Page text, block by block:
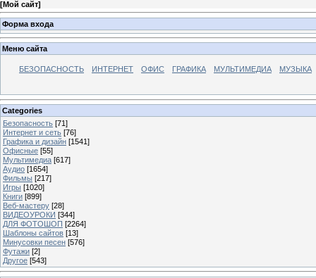
[Мой сайт]
Форма входа
Меню сайта
БЕЗОПАСНОСТЬ ИНТЕРНЕТ ОФИС ГРАФИКА МУЛЬТИМЕДИА МУЗЫКА
Categories
Безопасность [71]
Интернет и сеть [76]
Графика и дизайн [1541]
Офисные [55]
Мультимедиа [617]
Аудио [1654]
Фильмы [217]
Игры [1020]
Книги [899]
Веб-мастеру [28]
ВИДЕОУРОКИ [344]
ДЛЯ ФОТОШОП [2264]
Шаблоны сайтов [13]
Минусовки песен [576]
Футажи [2]
Другое [543]